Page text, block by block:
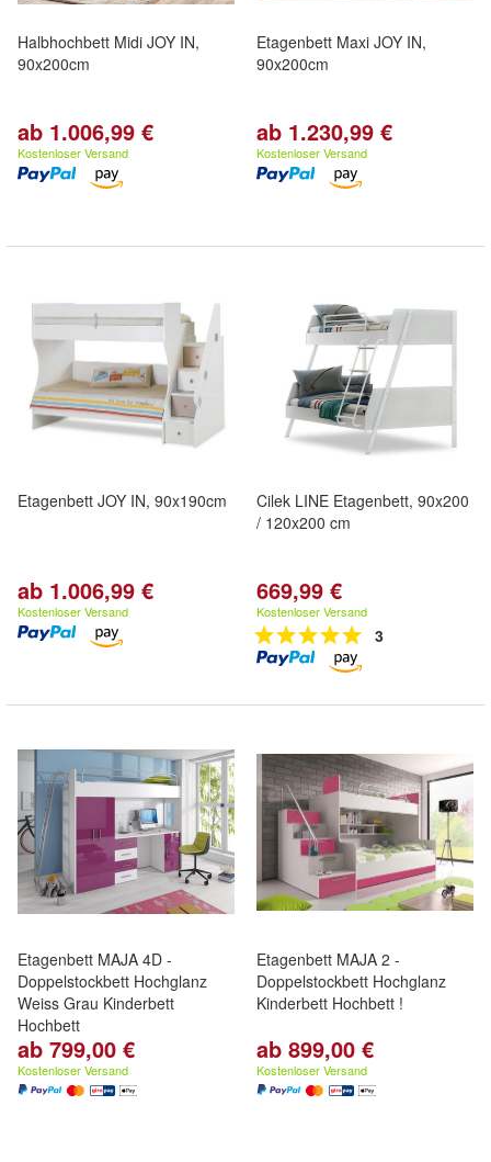
Halbhochbett Midi JOY IN,
90x200cm
ab 1.006,99 €
Kostenloser Versand
Etagenbett Maxi JOY IN,
90x200cm
ab 1.230,99 €
Kostenloser Versand
Etagenbett JOY IN, 90x190cm
ab 1.006,99 €
Kostenloser Versand
Cilek LINE Etagenbett, 90x200
/ 120x200 cm
669,99 €
Kostenloser Versand
3
Etagenbett MAJA 4D -
Doppelstockbett Hochglanz
Weiss Grau Kinderbett
Hochbett
ab 799,00 €
Kostenloser Versand
Etagenbett MAJA 2 -
Doppelstockbett Hochglanz
Kinderbett Hochbett !
ab 899,00 €
Kostenloser Versand